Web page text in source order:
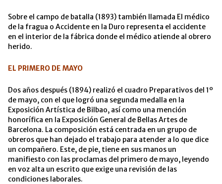
Sobre el campo de batalla (1893) también llamada El médico
de la fragua o Accidente en la Duro representa el accidente
en el interior de la fábrica donde el médico atiende al obrero
herido.
EL PRIMERO DE MAYO
Dos años después (1894) realizó el cuadro Preparativos del 1º
de mayo, con el que logró una segunda medalla en la
Exposición Artística de Bilbao, así como una mención
honorífica en la Exposición General de Bellas Artes de
Barcelona. La composición está centrada en un grupo de
obreros que han dejado el trabajo para atender a lo que dice
un compañero. Este, de pie, tiene en sus manos un
manifiesto con las proclamas del primero de mayo, leyendo
en voz alta un escrito que exige una revisión de las
condiciones laborales.